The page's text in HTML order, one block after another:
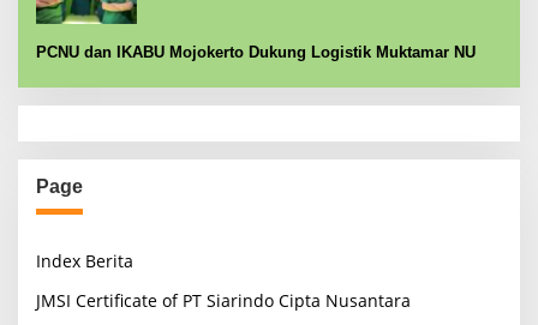
PCNU dan IKABU Mojokerto Dukung Logistik Muktamar NU
Page
Index Berita
JMSI Certificate of PT Siarindo Cipta Nusantara